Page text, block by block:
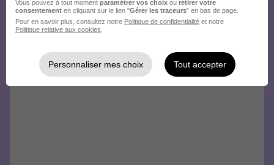
Vous pouvez à tout moment paramétrer vos choix ou retirer votre
consentement en cliquant sur le lien "Gérer les traceurs" en bas de page.
Pour en savoir plus, consultez notre Politique de confidentialité et notre
Politique relative aux cookies
Personnaliser mes choix Tout accepter